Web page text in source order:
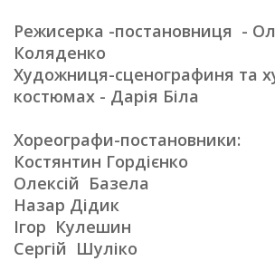
Режисерка -постановниця -
Коляденко
Художниця-сценографиня та
костюмах - Дарія Біла
Хореографи-постановники:
Костянтин Гордієнко
Олексій Базела
Назар Дідик
Ігор Кулешин
Сергій Шуліко